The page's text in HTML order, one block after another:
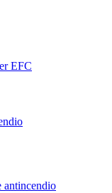
EFC
antincendio